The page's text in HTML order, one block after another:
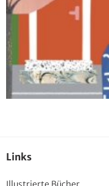
Links